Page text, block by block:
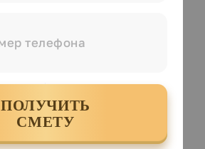
ПОЛУЧИТЬ
СМЕТУ